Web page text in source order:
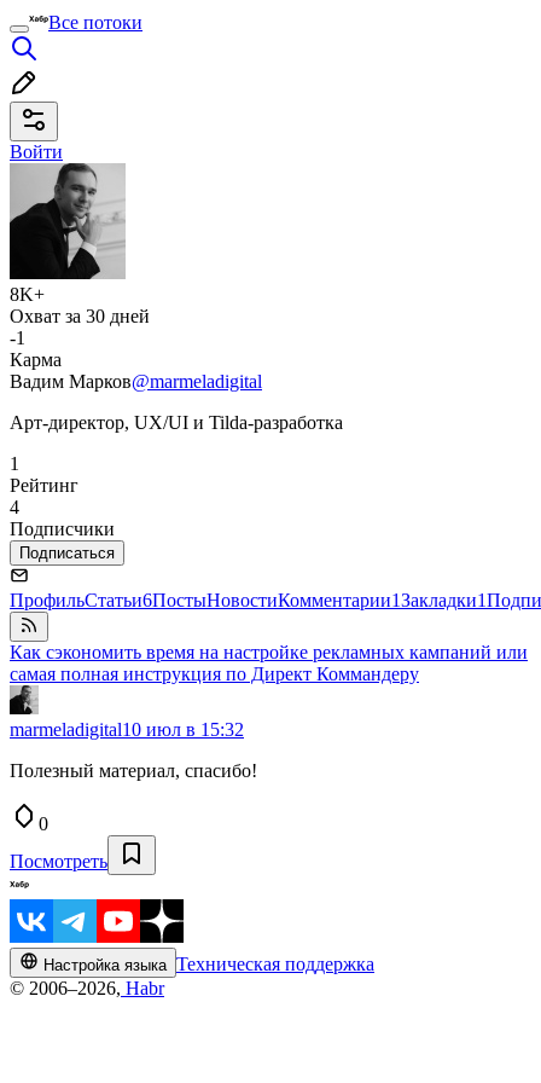
Все потоки
Войти
8K+
Охват за 30 дней
-1
Карма
Вадим Марков@marmeladigital
Арт-директор, UX/UI и Tilda-разработка
1
Рейтинг
4
Подписчики
Подписаться
ПрофильСтатьи6ПостыНовостиКомментарии1Закладки1
Как сэкономить время на настройке рекламных кампаний или
самая полная инструкция по Директ Коммандеру
marmeladigital10 июл в 15:32
Полезный материал, спасибо!
0
Посмотреть
Настройка языка Техническая поддержка
© 2006–2026, Habr